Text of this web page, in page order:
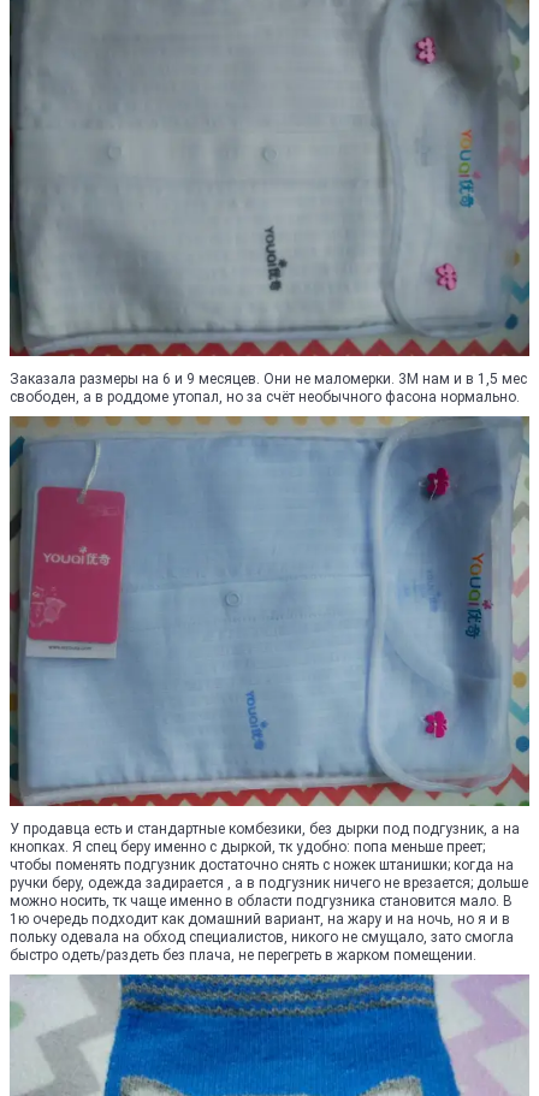
Заказала размеры на 6 и 9 месяцев. Они не маломерки. 3М нам и в 1,5 мес
свободен, а в роддоме утопал, но за счёт необычного фасона нормально.
У продавца есть и стандартные комбезики, без дырки под подгузник, а на
кнопках. Я спец беру именно с дыркой, тк удобно: попа меньше преет;
чтобы поменять подгузник достаточно снять с ножек штанишки; когда на
ручки беру, одежда задирается , а в подгузник ничего не врезается; дольше
можно носить, тк чаще именно в области подгузника становится мало. В
1ю очередь подходит как домашний вариант, на жару и на ночь, но я и в
польку одевала на обход специалистов, никого не смущало, зато смогла
быстро одеть/раздеть без плача, не перегреть в жарком помещении.